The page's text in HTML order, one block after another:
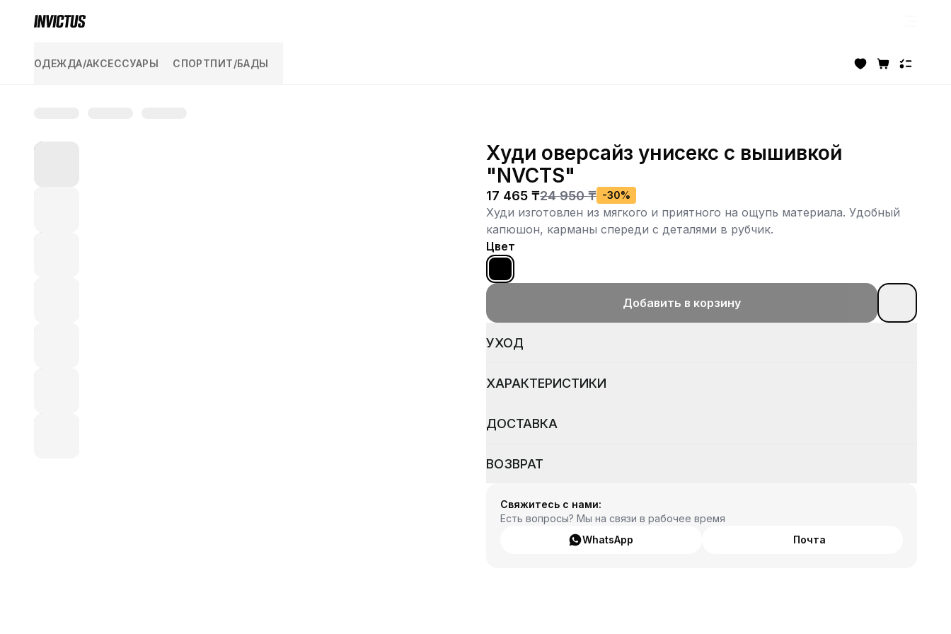
ОДЕЖДА/АКСЕССУАРЫ СПОРТПИТ/БАДЫ
KAZAKH YUVELIR
Худи оверсайз унисекс с вышивкой
"NVCTS"
17 465 ₸24 950 ₸ -30%
Худи изготовлен из мягкого и приятного на ощупь материала. Удобный
капюшон, карманы спереди c деталями в рубчик.
Цвет
Добавить в корзину
УХОД
ХАРАКТЕРИСТИКИ
ДОСТАВКА
ВОЗВРАТ
Свяжитесь с нами:
Есть вопросы? Мы на связи в рабочее время
WhatsApp
Почта